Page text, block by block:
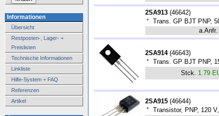
Informationen
Übersicht
Restposten-, Lager- +
Preislisten
Technische Informationen
Linkliste
Hilfe-System + FAQ
Referenzen
Artikel
2SA913 (46642)
*
Trans. GP BJT PNP,
a.Anfr.
2SA914(46643)
*
Trans. GP BJT PNP,
Stck. 1.79
2SA915 (46644)
*
Transistor, PNP, 120